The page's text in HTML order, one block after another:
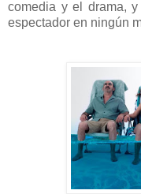
comedia y el drama,
espectador en ningún